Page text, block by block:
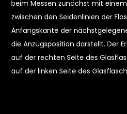
beim Messen zunächst mit
zwischen den Seidenlinien der
Anfangskante der
die Anzugsposition darstellt. Der
auf der rechten Seite des
auf der linken Seite des